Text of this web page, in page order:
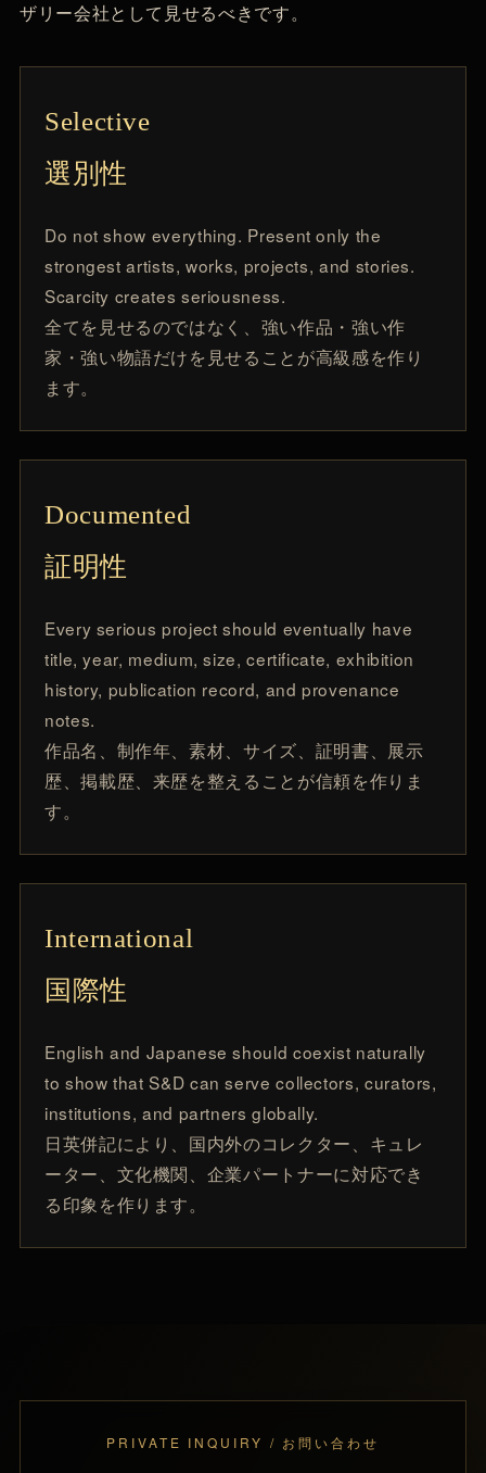
ザリー会社として見せるべきです。
Selective
選別性
Do not show everything. Present only the
strongest artists, works, projects, and stories.
Scarcity creates seriousness.
全てを見せるのではなく、強い作品・強い作
家・強い物語だけを見せることが高級感を作り
ます。
Documented
証明性
Every serious project should eventually have
title, year, medium, size, certificate, exhibition
history, publication record, and provenance
notes.
作品名、制作年、素材、サイズ、証明書、展示
歴、掲載歴、来歴を整えることが信頼を作りま
す。
International
国際性
English and Japanese should coexist naturally
to show that S&D can serve collectors, curators,
institutions, and partners globally.
日英併記により、国内外のコレクター、キュレ
ーター、文化機関、企業パートナーに対応でき
る印象を作ります。
PRIVATE INQUIRY / お問い合わせ